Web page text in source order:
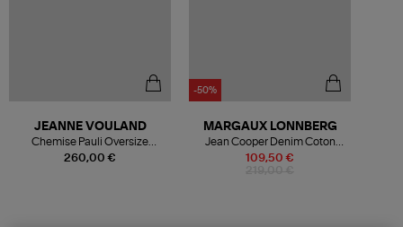
260,00 €
JEANNE VOULAND
Chemise Pauli Oversize
Popeline Blanc
-50%
109,50 €
MARGAUX LONNBERG
Jean Cooper Denim Coton
Bleu Clair